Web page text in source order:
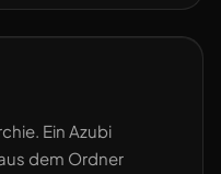
Ein Azubi
dem Ordner